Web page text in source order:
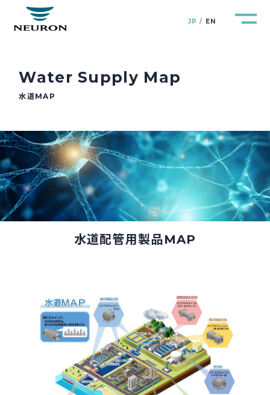
JP EN
企業情報 Company
製品＆サービス Products&Service
研究開発 R&D
お問い合わせ
webカタログ
Water Supply Map
水道MAP
水道配管用製品MAP